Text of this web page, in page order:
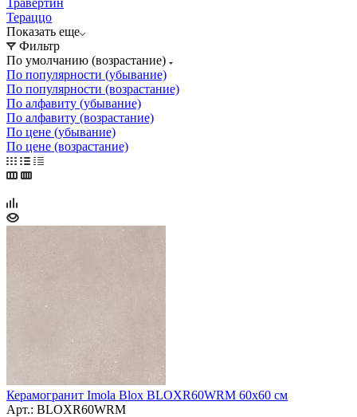
Тераццо
Показать еще
Фильтр
По умолчанию (возрастание)
По популярности (убывание)
По популярности (возрастание)
По алфавиту (убывание)
По алфавиту (возрастание)
По цене (убывание)
По цене (возрастание)
Керамогранит Imola Blox BLOXR60WRM 60x60 см
Арт.: BLOXR60WRM